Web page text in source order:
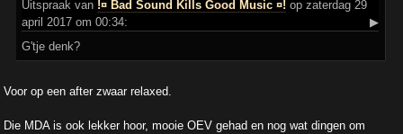
Uitspraak van !¤ Bad Sound Kills Good Music ¤! op zaterdag 29
april 2017 om 00:34:
▶
G'tje denk?
Voor op een after zwaar relaxed.
Die MDA is ook lekker hoor, mooie OEV gehad en nog wat dingen om